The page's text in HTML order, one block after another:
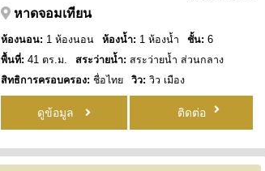
หาดจอมเทียน
ห้องนอน: 1 ห้องนอน ห้องน้ำ: 1 ห้องน้ำ ชั้น: 6
พื้นที่: 41 ตร.ม. สระว่ายน้ำ: สระว่ายน้ำ ส่วนกลาง
สิทธิการครอบครอง: ชื่อไทย วิว: วิว เมือง
ดูข้อมูล ติดต่อ